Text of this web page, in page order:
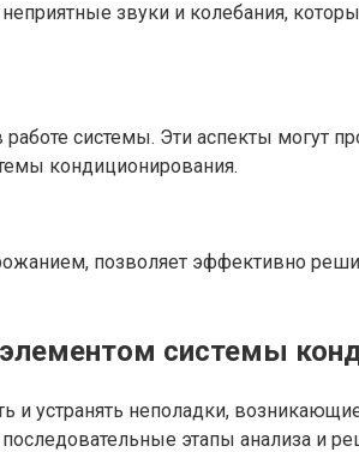
звуки и колебания,
системы. Эти аспекты могут
кондиционирования.
позволяет эффективно
системы
устранять неполадки,
этапы анализа и